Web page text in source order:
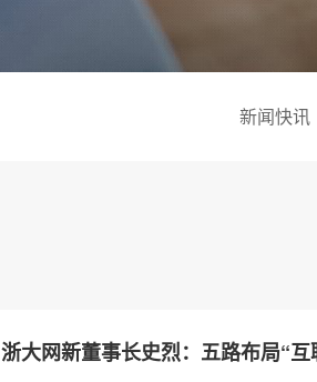
新闻快讯